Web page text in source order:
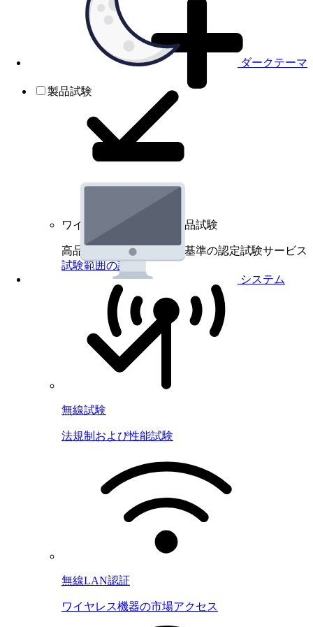
ダークテーマ
システム
製品試験
ワイヤレスデバイスの製品試験
高品質規格に基づく国際基準の認定試験サービス
試験範囲の詳細
無線試験
法規制および性能試験
無線LAN認証
ワイヤレス機器の市場アクセス